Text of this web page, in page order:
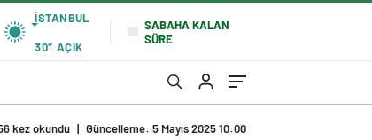
İSTANBUL
30° AÇIK
SABAHA KALAN
SÜRE
kez okundu | Güncelleme: 5 Mayıs 2025 10:00